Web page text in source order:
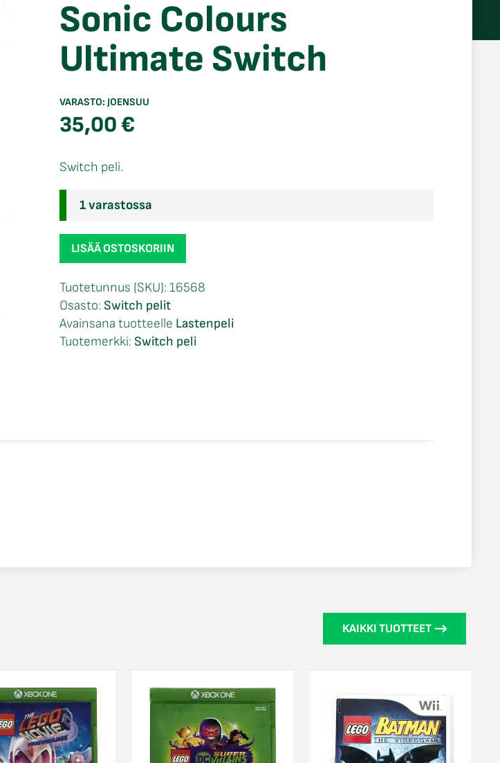
Sonic Colours
Ultimate Switch
VARASTO: JOENSUU
35,00€
Switch peli.
1 varastossa
Sonic
Colours
Switch
määrä
LISÄÄ OSTOSKORIIN
Tuotetunnus (SKU): 16568
Osasto: Switch pelit
Avainsana tuotteelle Lastenpeli
Tuotemerkki: Switch peli
KAIKKI TUOTTEET